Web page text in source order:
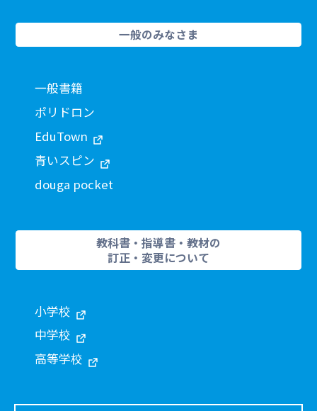
一般のみなさま
一般書籍
ポリドロン
EduTown
青いスピン
douga pocket
教科書・指導書・教材の
訂正・変更について
小学校
中学校
高等学校